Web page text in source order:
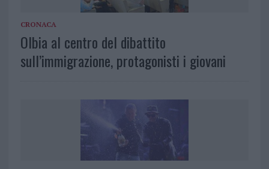
CRONACA
Olbia al centro del dibattito
sull’immigrazione, protagonisti i giovani